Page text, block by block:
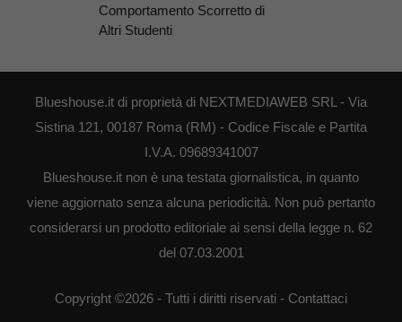
Comportamento Scorretto di
Altri Studenti
Blueshouse.it di proprietà di NEXTMEDIAWEB SRL - Via
Sistina 121, 00187 Roma (RM) - Codice Fiscale e Partita
I.V.A. 09689341007
Blueshouse.it non è una testata giornalistica, in quanto
viene aggiornato senza alcuna periodicità. Non può pertanto
considerarsi un prodotto editoriale ai sensi della legge n. 62
del 07.03.2001
Copyright ©2026 - Tutti i diritti riservati - Contattaci